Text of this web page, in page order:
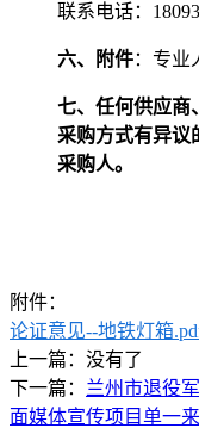
联系电话：
六、附件：专业
七、任何供应商
采购方式有异议
采购人。
附件：
论证意见--地铁灯箱
上一篇：没有了
下一篇： 兰州市退役
面媒体宣传项目单一